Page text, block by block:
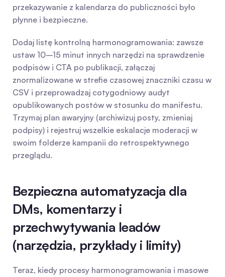
przekazywanie z kalendarza do publiczności było
płynne i bezpieczne.
Dodaj listę kontrolną harmonogramowania: zawsze
ustaw 10–15 minut innych narzędzi na sprawdzenie
podpisów i CTA po publikacji, załączaj
znormalizowane w strefie czasowej znaczniki czasu w
CSV i przeprowadzaj cotygodniowy audyt
opublikowanych postów w stosunku do manifestu.
Trzymaj plan awaryjny (archiwizuj posty, zmieniaj
podpisy) i rejestruj wszelkie eskalacje moderacji w
swoim folderze kampanii do retrospektywnego
przeglądu.
Bezpieczna automatyzacja dla
DMs, komentarzy i
przechwytywania leadów
(narzędzia, przykłady i limity)
Teraz, kiedy procesy harmonogramowania i masowe